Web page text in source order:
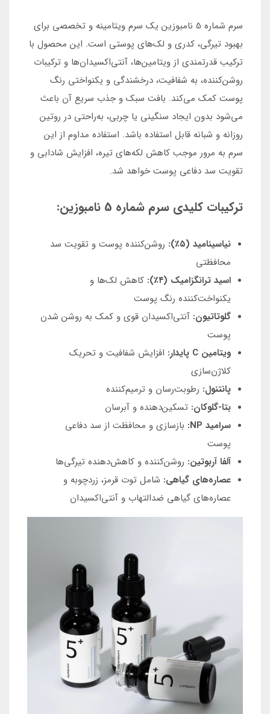
سرم شماره 5 نامبوزین یک سرم ویتامینه و تخصصی برای
بهبود تیرگی، کدری و لک‌های پوستی است. این محصول با
ترکیب قدرتمندی از ویتامین‌ها، آنتی‌اکسیدان‌ها و ترکیبات
روشن‌کننده، به شفافیت، درخشندگی و یکنواختی رنگ
پوست کمک می‌کند. بافت سبک و جذب سریع آن باعث
می‌شود بدون ایجاد سنگینی یا چربی، به‌راحتی در روتین
روزانه و شبانه قابل استفاده باشد. استفاده مداوم از این
سرم به مرور موجب کاهش لکه‌های تیره، افزایش شادابی و
تقویت سد دفاعی پوست خواهد شد.
ترکیبات کلیدی سرم شماره 5 نامبوزین:
نیاسینامید (۵٪):
روشن‌کننده پوست و تقویت سد
محافظتی
اسید ترانگزامیک (۴٪):
کاهش لک‌ها و
یکنواخت‌کننده رنگ پوست
گلوتاتیون: آنتی‌اکسیدان قوی و کمک به روشن شدن
پوست
ویتامین C پایدار:
افزایش شفافیت و تحریک
کلاژن‌سازی
پانتنول: رطوبت‌رسان و ترمیم‌کننده
بتا-گلوکان: تسکین‌دهنده و آبرسان
سرامید NP:
بازسازی و محافظت از سد دفاعی
پوست
آلفا آربوتین: روشن‌کننده و کاهش‌دهنده تیرگی‌ها
عصاره‌های گیاهی: شامل توت قرمز، زردچوبه و
عصاره‌های گیاهی ضدالتهاب و آنتی‌اکسیدان